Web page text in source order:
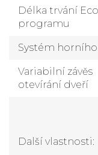
Délka trvání Eco
programu
Systém
Variabilní závěs
otevírání dveří
Další vlastnosti: